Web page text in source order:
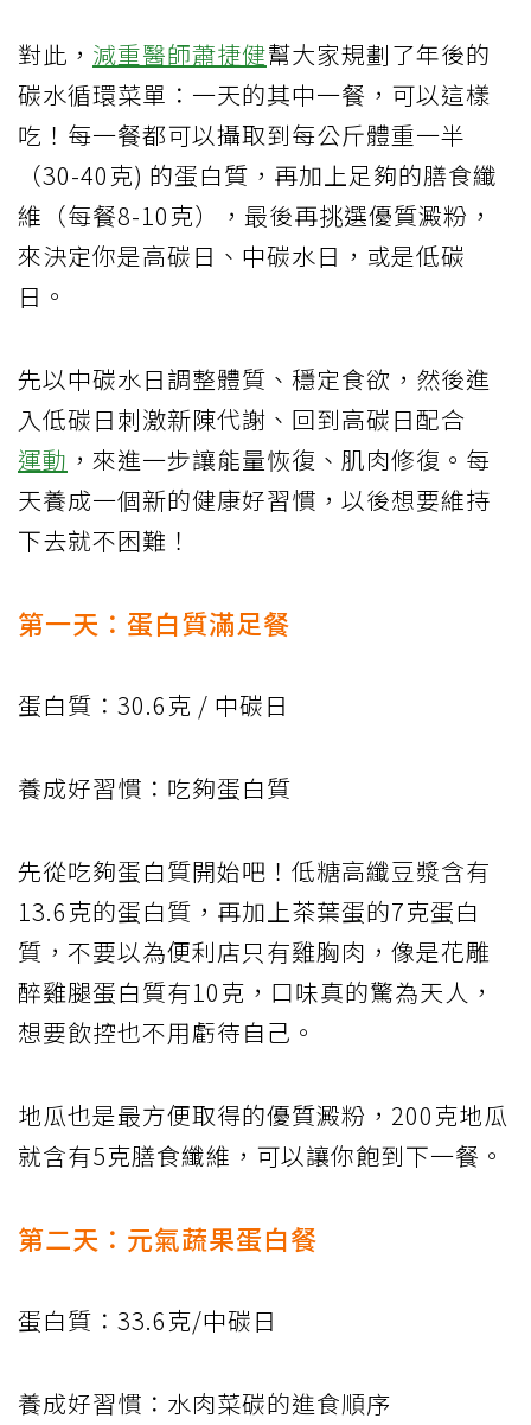
對此， 減重醫師蕭捷健幫大家規劃了年後的
碳水循環菜單：一天的其中一餐，可以這樣
吃！每一餐都可以攝取到每公斤體重一半
（30-40克) 的蛋白質，再加上足夠的膳食纖
維（每餐8-10克），最後再挑選優質澱粉，
來決定你是高碳日、中碳水日，或是低碳
日。
先以中碳水日調整體質、穩定食欲，然後進
入低碳日刺激新陳代謝、回到高碳日配合
運動 ，來進一步讓能量恢復、肌肉修復。每
天養成一個新的健康好習慣，以後想要維持
下去就不困難！
第一天：蛋白質滿足餐
蛋白質：30.6克 / 中碳日
養成好習慣：吃夠蛋白質
先從吃夠蛋白質開始吧！低糖高纖豆漿含有
13.6克的蛋白質，再加上茶葉蛋的7克蛋白
質，不要以為便利店只有雞胸肉，像是花雕
醉雞腿蛋白質有10克，口味真的驚為天人，
想要飲控也不用虧待自己。
地瓜也是最方便取得的優質澱粉，200克地瓜
就含有5克膳食纖維，可以讓你飽到下一餐。
第二天：元氣蔬果蛋白餐
蛋白質：33.6克/中碳日
養成好習慣：水肉菜碳的進食順序